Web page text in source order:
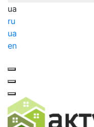
ua
ru
ua
en